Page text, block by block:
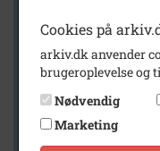
Geografi
Generelt
Cookies på
arkiv.dk anvender
brugeroplevelse og
Nødvendig
Marketing